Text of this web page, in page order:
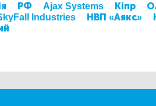
РФ Ajax Systems Кіпр
Industries НВП «Аякс»